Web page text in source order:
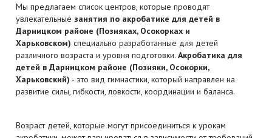
Мы предлагаем список центров, которые проводят
увлекательные занятия по акробатике для детей в
Дарницком районе (Позняках, Осокорках и
Харьковском) специально разработанные для детей
различного возраста и уровня подготовки. Акробатика для
детей в Дарницком районе (Позняки, Осокорки,
Харьковский) - это вид гимнастики, который направлен на
развитие силы, гибкости, ловкости, координации и баланса.
Возраст детей, которые могут присоединиться к урокам